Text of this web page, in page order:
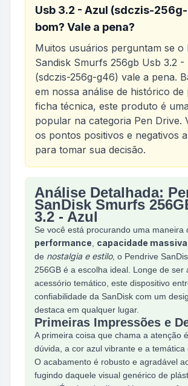
Usb 3.2 - Azul (sdczis-
bom? Vale a pena?
Muitos usuários perguntam se o
Sandisk Smurfs 256gb Usb 3.2 -
(sdczis-256g-g46) vale a pena.
em nossa análise de histórico de
ficha técnica, este produto é
popular na categoria Pen Drive.
os pontos positivos e negativos
para tomar sua decisão.
Análise do produto Pendrive
Análise Detalhada:
SanDisk Smurfs
3.2 - Azul
Se você está procurando uma maneira
performance capacidade massiva
de nostalgia e estilo, o Pendrive
256GB é a escolha ideal. Longe de ser
acessório temático, este dispositivo
confiabilidade da SanDisk com um
destaca em qualquer lugar.
Primeiras Impressões e
A primeira coisa que chama a atenção
dúvida, a cor azul vibrante e a temática
O acabamento é robusto e agradável
fugindo daquele visual genérico de